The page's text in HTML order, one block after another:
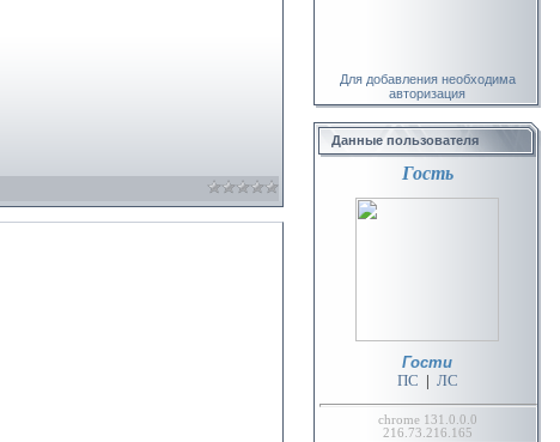
Для добавления необходима
авторизация
Данные пользователя
Гость
Гости
ПС | ЛС
chrome 131.0.0.0
216.73.216.165